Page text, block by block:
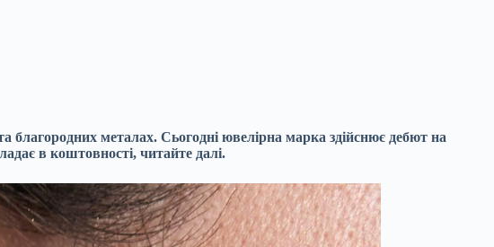
металах. Сьогодні ювелірна марка здійснює дебют на
в коштовності, читайте далі.